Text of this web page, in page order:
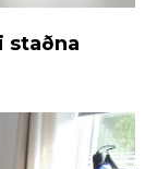
staðna